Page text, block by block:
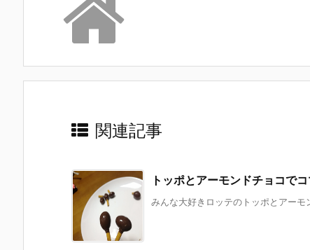
関連記事
トッポとアーモンドチョコで
みんな大好きロッテのトッポとアー